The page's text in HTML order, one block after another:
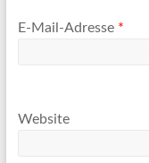
E-Mail-Adresse *
Website